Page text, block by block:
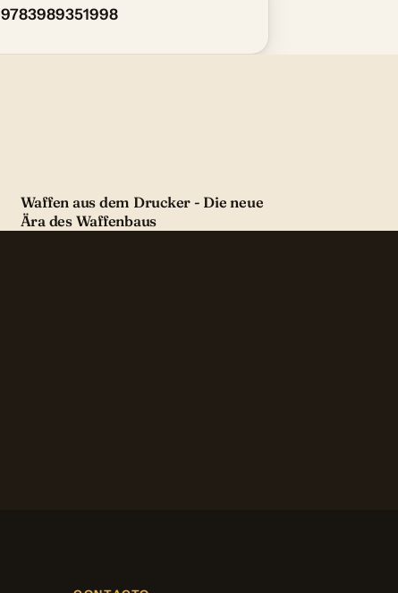
9783989351998
Waffen aus dem Drucker - Die neue
Ära des Waffenbaus